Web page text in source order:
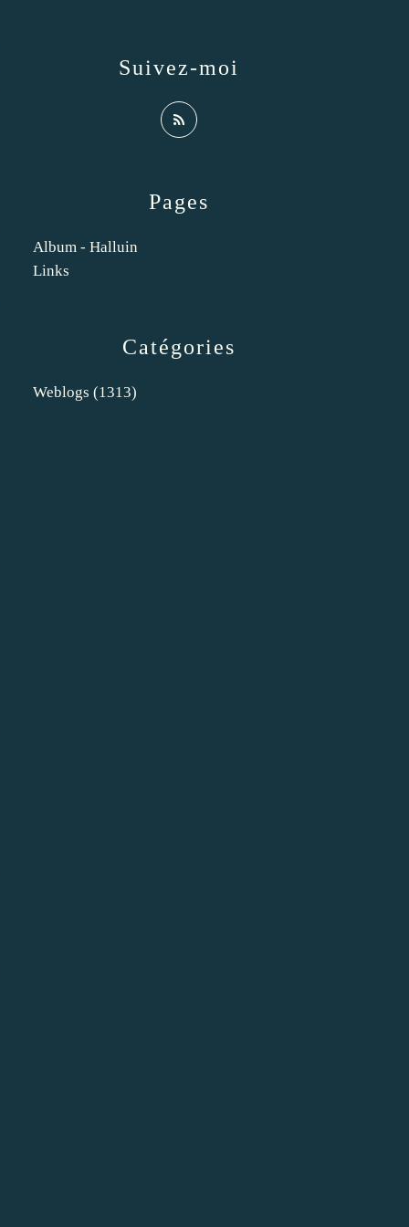
Catégories
Weblogs (1313)
Pages
Album - Halluin
Links
Suivez-moi